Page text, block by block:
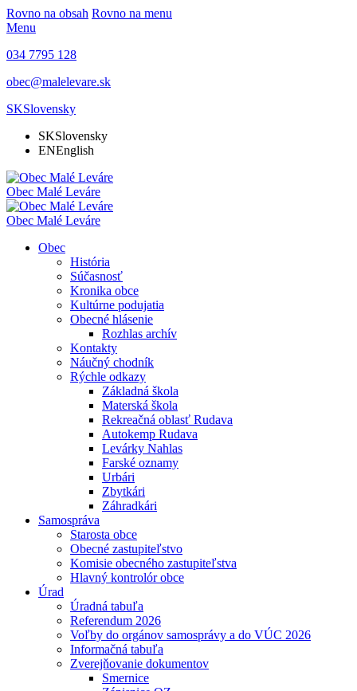
Rovno na obsah Rovno na menu
Menu
034 7795 128
obec@malelevare.sk
SKSlovensky
SKSlovensky
ENEnglish
Obec Malé Leváre
Obec Malé Leváre
Obec
História
Súčasnosť
Kronika obce
Kultúrne podujatia
Obecné hlásenie
Rozhlas archív
Kontakty
Náučný chodník
Rýchle odkazy
Základná škola
Materská škola
Rekreačná oblasť Rudava
Autokemp Rudava
Levárky Nahlas
Farské oznamy
Urbári
Zbytkári
Záhradkári
Samospráva
Starosta obce
Obecné zastupiteľstvo
Komisie obecného zastupiteľstva
Hlavný kontrolór obce
Úrad
Úradná tabuľa
Referendum 2026
Voľby do orgánov samosprávy a do VÚC 2026
Informačná tabuľa
Zverejňovanie dokumentov
Smernice